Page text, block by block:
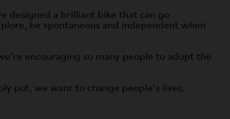
designed a brilliant bike that can go
be spontaneous and independent when
encouraging so many people to adopt the
put, we want to change people's lives.